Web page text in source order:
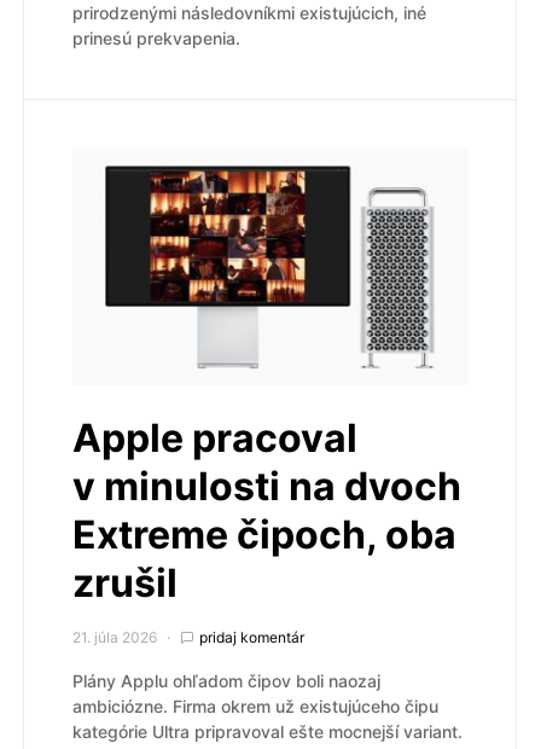
prirodzenými následovníkmi existujúcich, iné
prinesú prekvapenia.
Apple pracoval
v minulosti na dvoch
Extreme čipoch, oba
zrušil
21. júla 2026 pridaj komentár
Plány Applu ohľadom čipov boli naozaj
ambiciózne. Firma okrem už existujúceho čipu
kategórie Ultra pripravoval ešte mocnejší variant.